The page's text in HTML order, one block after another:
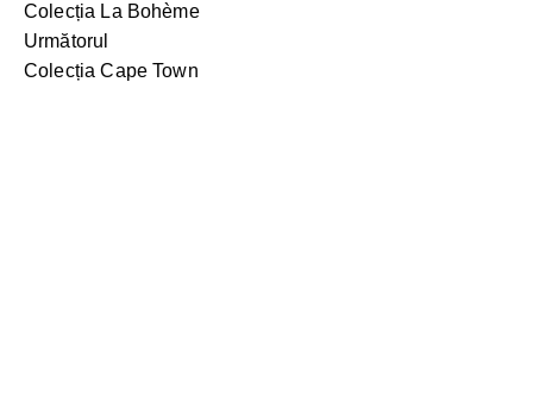
Colecția La Bohème
Următorul
Colecția Cape Town